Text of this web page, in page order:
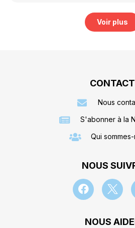
Voir plus
CONTACT
Nous
S'abonner à la
Qui
NOUS
NOUS